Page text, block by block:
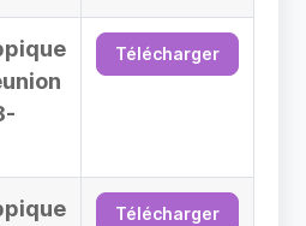
Télécharger
Télécharger